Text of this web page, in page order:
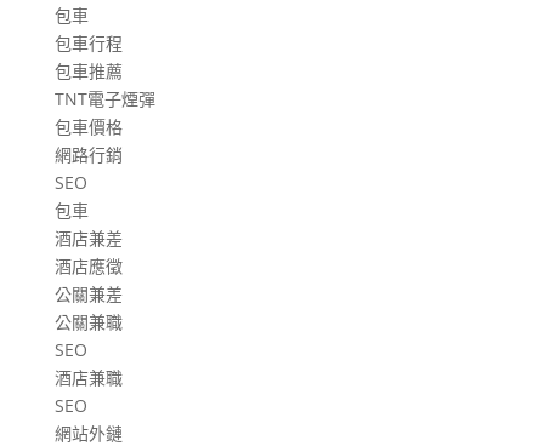
包車
包車行程
包車推薦
TNT電子煙彈
包車價格
網路行銷
SEO
包車
酒店兼差
酒店應徵
公關兼差
公關兼職
SEO
酒店兼職
SEO
網站外鏈